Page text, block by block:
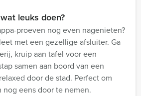
leuks doen?
proeven nog even nagenieten?
met een gezellige afsluiter. Ga
kruip aan tafel voor een
samen aan boord van een
door de stad. Perfect om
eens door te nemen.